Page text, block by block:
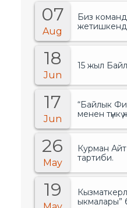
07
Aug
Биз
18
Jun
15 жыл
17
Jun
“Байлык
менен
26
May
Курман
тартиби.
19
ыкмалары”